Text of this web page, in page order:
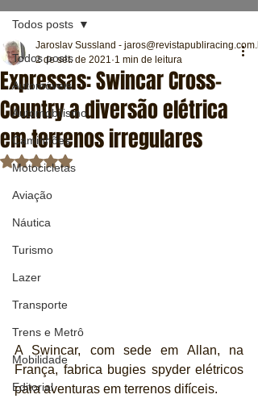
Todos posts
Automóveis
Automobilismo
Caminhões
Motocicletas
Aviação
Náutica
Turismo
Lazer
Transporte
Trens e Metrô
Mobilidade
Editorial
Todos posts
Expressas: Swincar Cross-
Country a diversão elétrica
em terrenos irregulares
Jaroslav Sussland -
2 de set. de 2021 1 min de leitura
Avaliado com NaN de 5 estrelas.
A Swincar, com sede em Allan, na
França, fabrica bugies spyder elétricos
para aventuras em terrenos difíceis.